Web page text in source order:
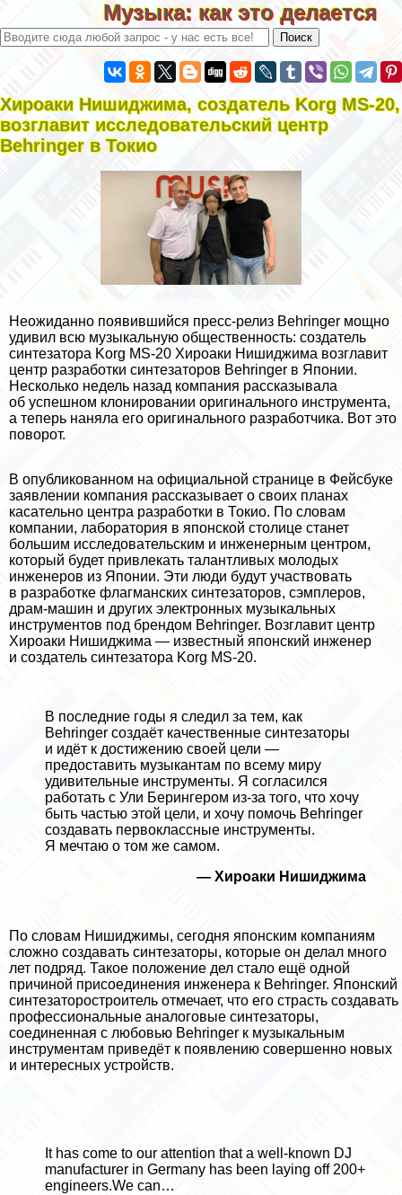
Музыка: как это делается
Хироаки Нишиджима, создатель Korg MS-20,
возглавит исследовательский центр
Behringer в Токио
Неожиданно появившийся пресс-релиз Behringer мощно
удивил всю музыкальную общественность: создатель
синтезатора Korg MS-20 Хироаки Нишиджима возглавит
центр разработки синтезаторов Behringer в Японии.
Несколько недель назад компания рассказывала
об успешном клонировании оригинального инструмента,
а теперь наняла его оригинального разработчика. Вот это
поворот.
В опубликованном на официальной странице в Фейсбуке
заявлении компания рассказывает о своих планах
касательно центра разработки в Токио. По словам
компании, лаборатория в японской столице станет
большим исследовательским и инженерным центром,
который будет привлекать талантливых молодых
инженеров из Японии. Эти люди будут участвовать
в разработке флагманских синтезаторов, сэмплеров,
драм-машин и других электронных музыкальных
инструментов под брендом Behringer. Возглавит центр
Хироаки Нишиджима — известный японский инженер
и создатель синтезатора Korg MS-20.
В последние годы я следил за тем, как
Behringer создаёт качественные синтезаторы
и идёт к достижению своей цели —
предоставить музыкантам по всему миру
удивительные инструменты. Я согласился
работать с Ули Берингером из-за того, что хочу
быть частью этой цели, и хочу помочь Behringer
создавать первоклассные инструменты.
Я мечтаю о том же самом.
— Хироаки Нишиджима
По словам Нишиджимы, сегодня японским компаниям
сложно создавать синтезаторы, которые он делал много
лет подряд. Такое положение дел стало ещё одной
причиной присоединения инженера к Behringer. Японский
синтезаторостроитель отмечает, что его страсть создавать
профессиональные аналоговые синтезаторы,
соединенная с любовью Behringer к музыкальным
инструментам приведёт к появлению совершенно новых
и интересных устройств.
It has come to our attention that a well-known DJ
manufacturer in Germany has been laying off 200+
engineers.We can…